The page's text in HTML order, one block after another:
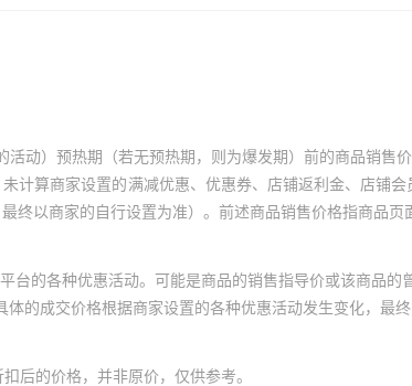
活动）预热期（若无预热期，则为爆发期）前的商品销
计算商家设置的满减优惠、优惠券、店铺返利金、店铺
终以商家的自行设置为准）。前述商品销售价格指商品
台的各种优惠活动。可能是商品的销售指导价或该商品的
的成交价格根据商家设置的各种优惠活动发生变化，最终
后的价格，并非原价，仅供参考。